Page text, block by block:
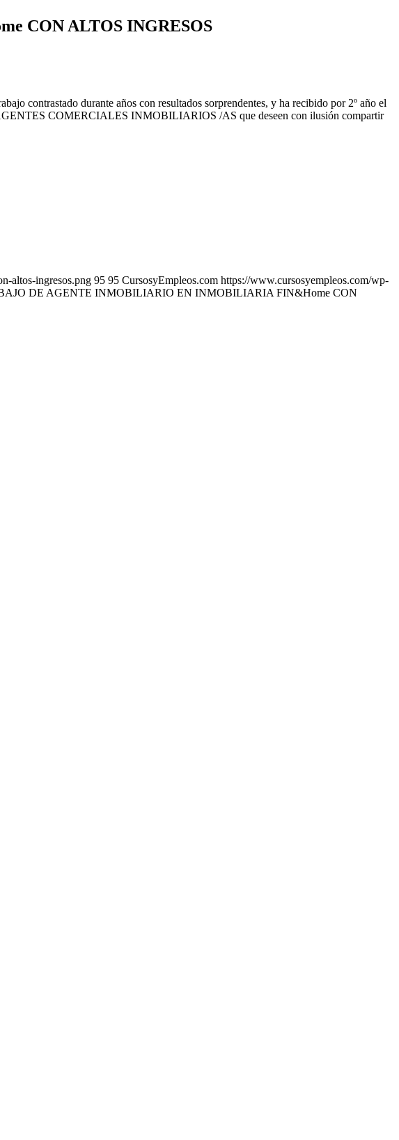
CON ALTOS INGRESOS
contrastado durante años con resultados sorprendentes, y ha recibido por 2º año el
COMERCIALES INMOBILIARIOS /AS que deseen con ilusión compartir
altos-ingresos.png 95 95 CursosyEmpleos.com https://www.cursosyempleos.com/wp-
DE AGENTE INMOBILIARIO EN INMOBILIARIA FIN&Home CON